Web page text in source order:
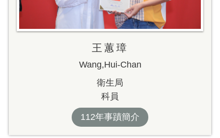
王蕙璋
Wang,Hui-Chan
衛生局
科員
112年事蹟簡介